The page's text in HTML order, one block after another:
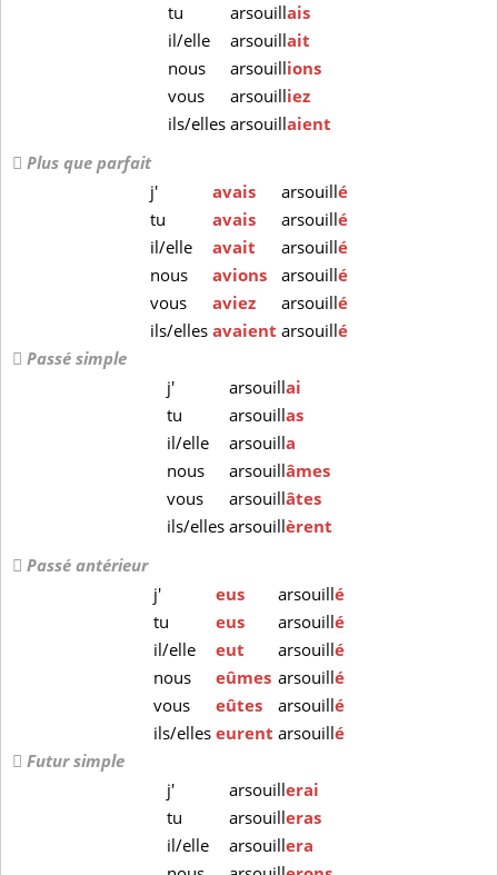
tu
arsouillais
il/elle
arsouillait
nous
arsouillions
vous
arsouilliez
ils/elles arsouillaient
Plus que parfait
j'
avais arsouillé
tu
avais arsouillé
il/elle
avait arsouillé
nous
avions arsouillé
vous
aviez arsouillé
ils/ellesavaient arsouillé
Passé simple
j'
arsouillai
tu
arsouillas
il/elle
arsouilla
nous
arsouillâmes
vous
arsouillâtes
ils/elles arsouillèrent
Passé antérieur
j'
eus arsouillé
tu
eus arsouillé
il/elle
eut arsouillé
nous
eûmes arsouillé
vous
eûtes arsouillé
ils/elleseurent arsouillé
Futur simple
j'
arsouillerai
tu
arsouilleras
il/elle
arsouillera